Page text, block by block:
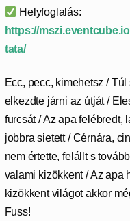
Helyfoglalás:
https://
tata/
Ecc, pecc, kimehetsz /
elkezdte járni az útját /
furcsát / Az apa felébredt,
jobbra sietett / Cérnára,
nem értette, felállt s
valami kizökkent / Az apa
kizökkent világot akkor
Fuss!